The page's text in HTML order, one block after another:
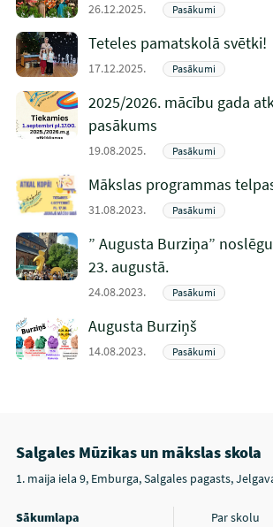
26.12.2025. Pasākumi
Teteles pamatskolā svētki!
17.12.2025. Pasākumi
2025/2026. mācību gada
pasākums
19.08.2025. Pasākumi
Mākslas programmas
31.08.2023. Pasākumi
” Augusta Burziņa”
23. augustā.
24.08.2023. Pasākumi
Augusta Burziņš
14.08.2023. Pasākumi
Salgales Mūzikas un mākslas skola
1. maija iela 9, Emburga, Salgales pagasts,
Sākumlapa
Par skolu